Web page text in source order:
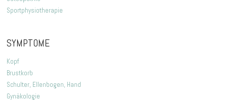
Sportphysiotherapie
SYMPTOME
Kopf
Brustkorb
Schulter, Ellenbogen, Hand
Gynäkologie